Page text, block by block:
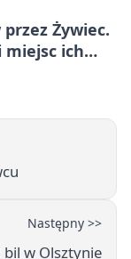
Żywiec.
miejsc ich
Następny >>
w Olsztynie